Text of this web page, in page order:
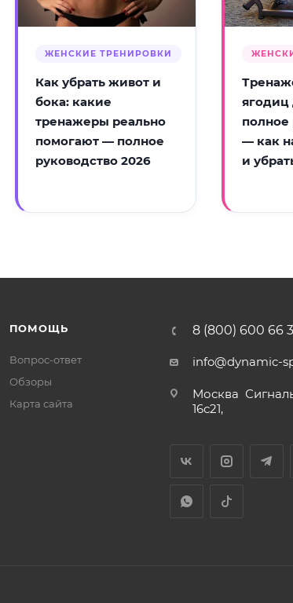
ЖЕНСКИЕ ТРЕНИРОВКИ
Как убрать живот и
бока: какие
тренажеры реально
помогают — полное
руководство 2026
ягодиц
полное
— как
и
ПОМОЩЬ
Вопрос-ответ
Обзоры
Карта сайта
8 (800) 600 66
info@dynamic-
Москва
16с21,